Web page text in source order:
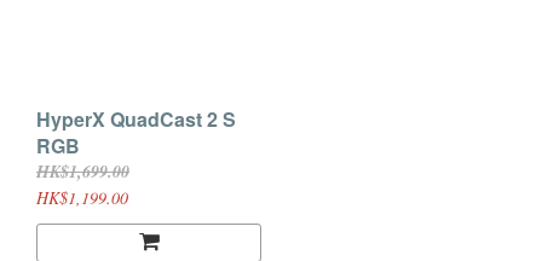
HyperX QuadCast 2 S
RGB
HK$1,699.00
HK$1,199.00